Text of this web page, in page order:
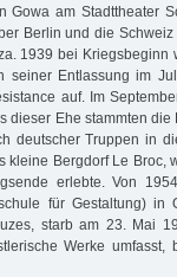
Gowa am Stadttheater
Berlin und die
1939 bei Kriegsbeginn
seiner Entlassung im
auf. Im
dieser Ehe stammten
deutscher Truppen in
kleine Bergdorf Le Broc,
erlebte. Von
für Gestaltung) in
starb am 23. Mai
Werke umfasst,